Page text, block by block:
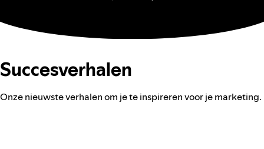
Succesverhalen
Onze nieuwste verhalen om je te inspireren voor je marketing.